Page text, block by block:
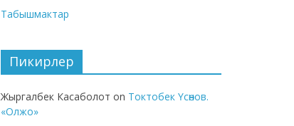
Табышмактар
Пикирлер
Жыргалбек Касаболот on Токтобек Үсөнов.
«Олжо»